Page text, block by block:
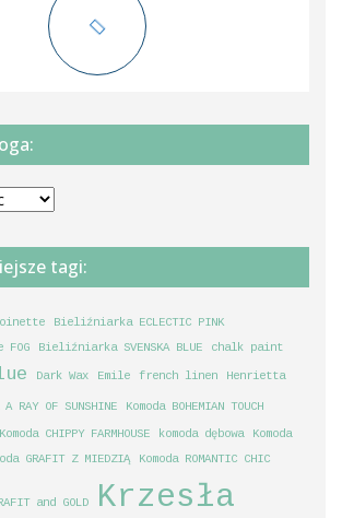
tagi:
Bieliźniarka ECLECTIC PINK
Bieliźniarka SVENSKA BLUE chalk paint
Dark Wax Emile french linen Henrietta
A RAY OF SUNSHINE Komoda BOHEMIAN TOUCH
Komoda CHIPPY FARMHOUSE komoda dębowa
Komoda
GRAFIT Z MIEDZIĄ Komoda ROMANTIC CHIC
and GOLD
Krzesła